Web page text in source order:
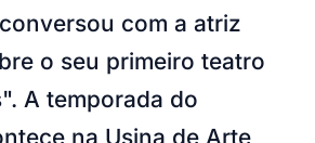
com a atriz
o seu primeiro teatro
A temporada do
na Usina de Arte